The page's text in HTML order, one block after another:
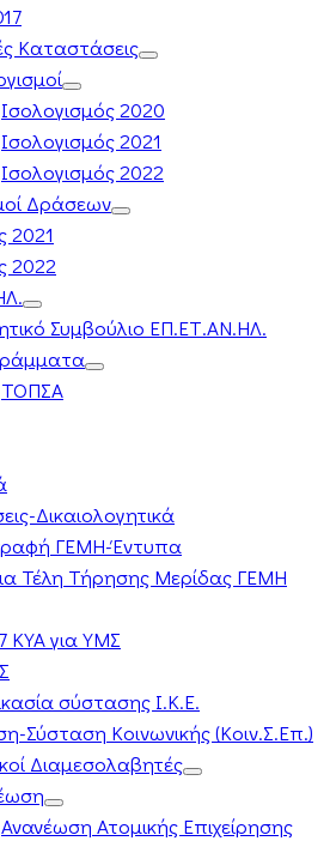
Καταστάσεις
Ισολογισμός 2020
Ισολογισμός 2021
Ισολογισμός 2022
Δράσεων
2021
2022
Συμβούλιο ΕΠ.ΕΤ.ΑΝ.ΗΛ.
ΤΟΠΣΑ
Δικαιολογητικά
ΓΕΜΗ-Έντυπα
Τέλη Τήρησης Μερίδας ΓΕΜΗ
ΚΥΑ για ΥΜΣ
σύστασης Ι.Κ.Ε.
Σύσταση Κοινωνικής (Κοιν.Σ.Επ.)
Διαμεσολαβητές
Ανανέωση Ατομικής Επιχείρησης